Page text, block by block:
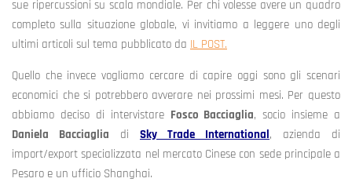
sue ripercussioni su scala mondiale. Per chi volesse avere un quadro
completo sulla situazione globale, vi invitiamo a leggere uno degli
ultimi articoli sul tema pubblicato da IL POST.
Quello che invece vogliamo cercare di capire oggi sono gli scenari
economici che si potrebbero avverare nei prossimi mesi. Per questo
abbiamo deciso di intervistare Fosco Bacciaglia, socio insieme a
Daniela Bacciaglia di Sky Trade International, azienda di
import/export specializzata nel mercato Cinese con sede principale a
Pesaro e un ufficio Shanghai.